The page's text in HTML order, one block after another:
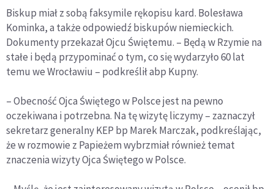
Biskup miał z sobą faksymile rękopisu kard. Bolesława
Kominka, a także odpowiedź biskupów niemieckich.
Dokumenty przekazał Ojcu Świętemu. – Będą w Rzymie na
stałe i będą przypominać o tym, co się wydarzyło 60 lat
temu we Wrocławiu – podkreślił abp Kupny.
– Obecność Ojca Świętego w Polsce jest na pewno
oczekiwana i potrzebna. Na tę wizytę liczymy – zaznaczył
sekretarz generalny KEP bp Marek Marczak, podkreślając,
że w rozmowie z Papieżem wybrzmiał również temat
znaczenia wizyty Ojca Świętego w Polsce.